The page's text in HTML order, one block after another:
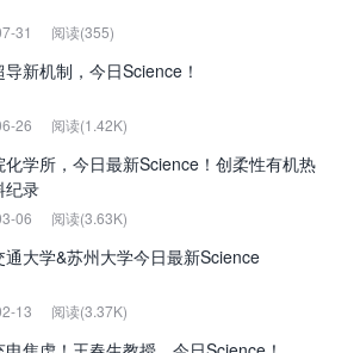
31 阅读(355)
新机制，今日Science！
26 阅读(1.42K)
化学所，今日最新Science！创柔性有机热
纪录
06 阅读(3.63K)
通大学&苏州大学今日最新Science
13 阅读(3.37K)